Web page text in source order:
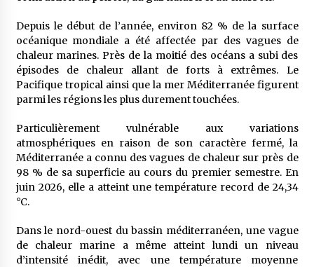
Depuis le début de l’année, environ 82 % de la surface
océanique mondiale a été affectée par des vagues de
chaleur marines. Près de la moitié des océans a subi des
épisodes de chaleur allant de forts à extrêmes. Le
Pacifique tropical ainsi que la mer Méditerranée figurent
parmi les régions les plus durement touchées.
Particulièrement vulnérable aux variations
atmosphériques en raison de son caractère fermé, la
Méditerranée a connu des vagues de chaleur sur près de
98 % de sa superficie au cours du premier semestre. En
juin 2026, elle a atteint une température record de 24,34
°C.
Dans le nord-ouest du bassin méditerranéen, une vague
de chaleur marine a même atteint lundi un niveau
d’intensité inédit, avec une température moyenne